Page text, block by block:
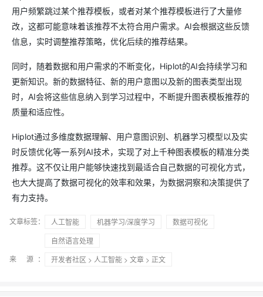
用户频繁跳过某个推荐模板，或者对某个推荐模板进行了大量修
改，这都可能意味着该推荐不太符合用户需求。AI会根据这些反馈
信息，实时调整推荐策略，优化后续的推荐结果。
同时，随着数据和用户需求的不断变化，Hiplot的AI会持续学习和
更新知识。新的数据特征、新的用户意图以及新的图表类型出现
时，AI会将这些信息纳入到学习过程中，不断提升图表模板推荐的
质量和适应性。
Hiplot通过多维度数据理解、用户意图识别、机器学习模型以及实
时反馈优化等一系列AI技术，实现了对上千种图表模板的精准分类
推荐。这不仅让用户能够快速找到最适合自己数据的可视化方式，
也大大提高了数据可视化的效率和效果，为数据洞察和决策提供了
有力支持。
文章标签： 人工智能 机器学习/深度学习
数据可视化
自然语言处理
来 源：
开发者社区 > 人工智能 > 文章 > 正文